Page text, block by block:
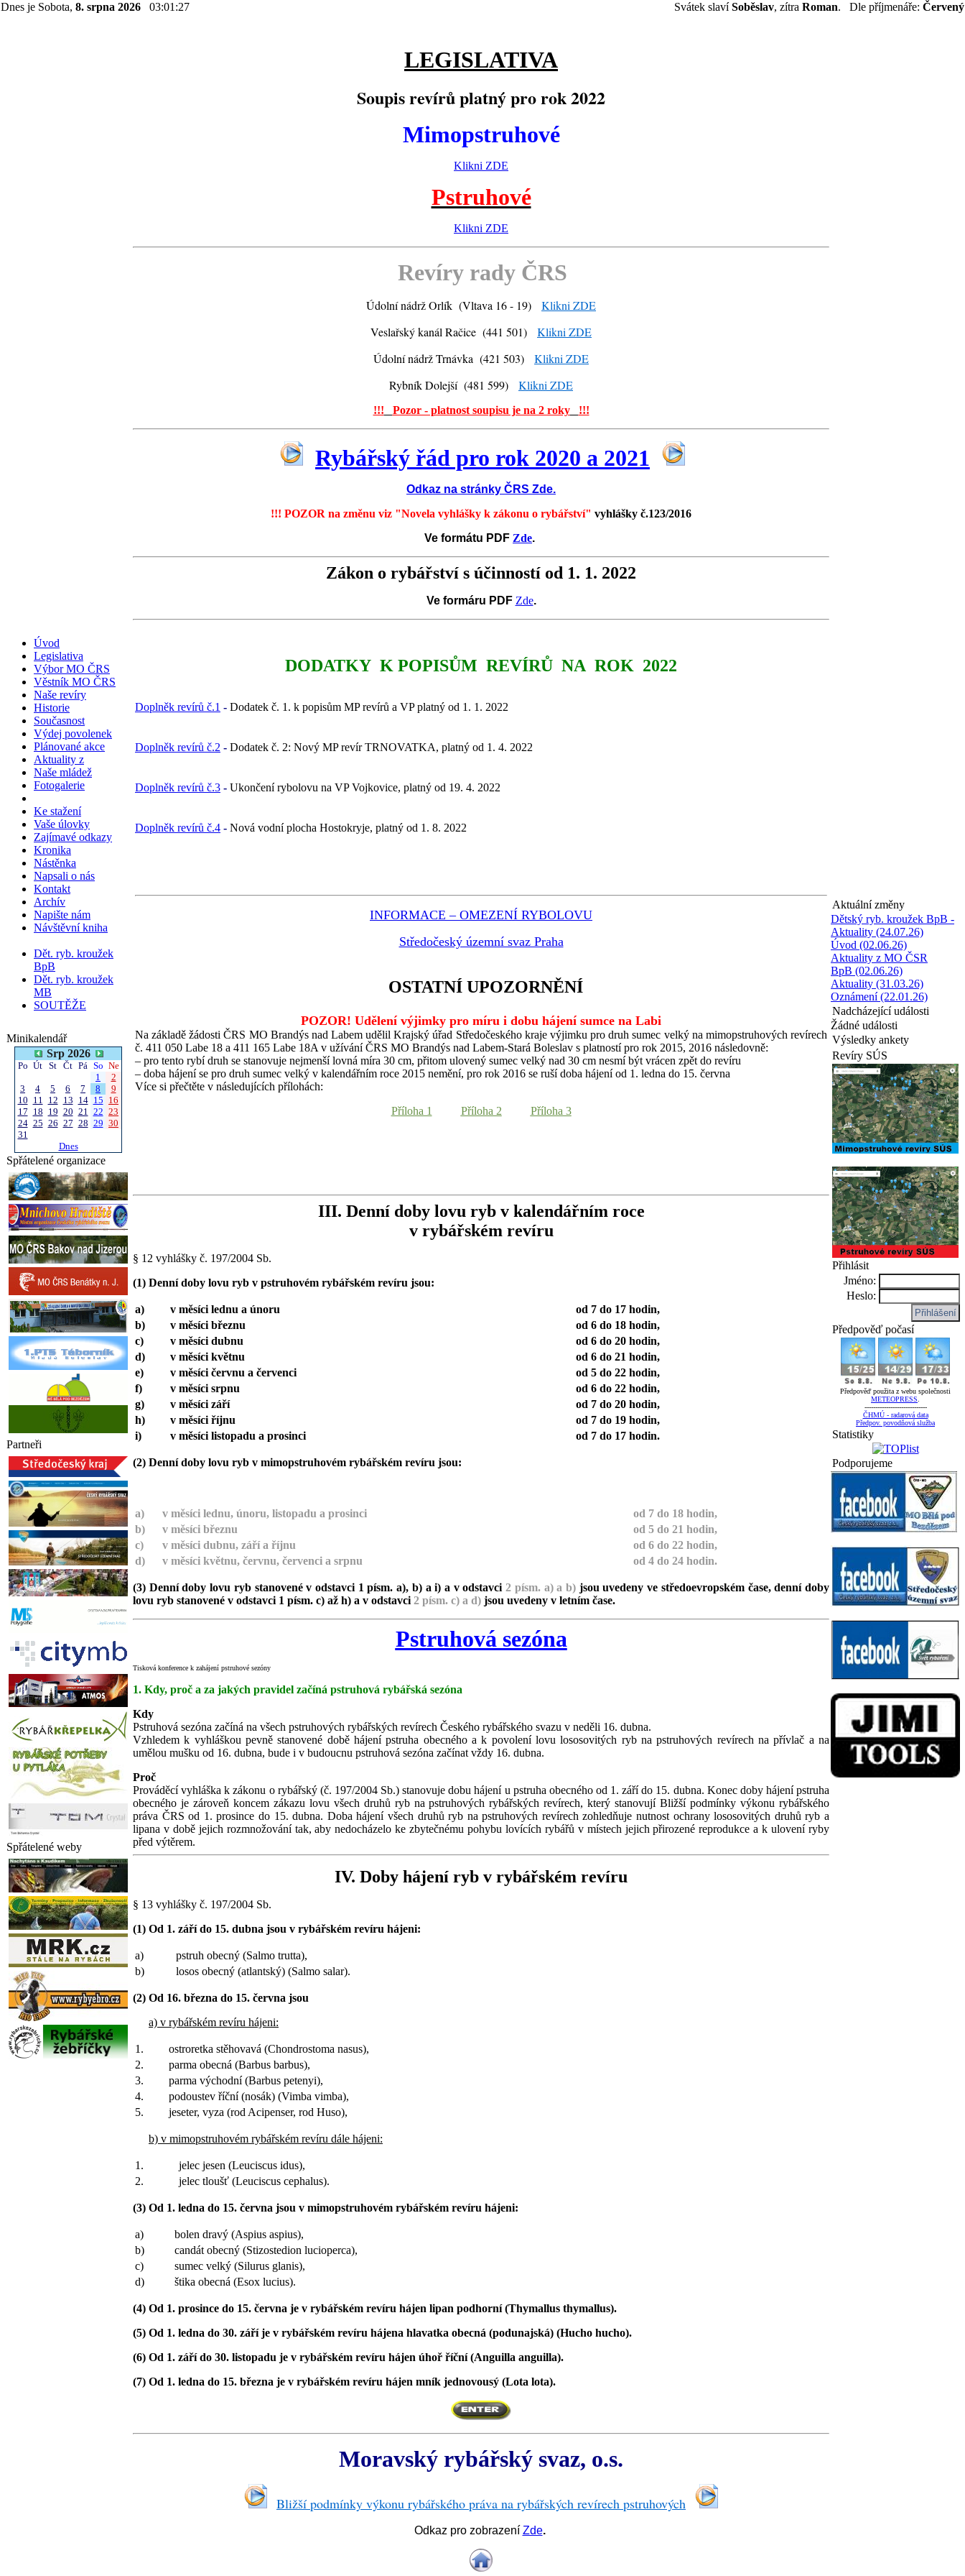
Dnes je Sobota, 8. srpna 2026 03:01:28 Svátek slavíSoběslav, zítra Roman. Dle příjmenáře: Červený
Úvod
Legislativa
Výbor MO ČRS
Věstník MO ČRS
Naše revíry
Historie
Současnost
Výdej povolenek
Plánované akce
Aktuality z
Naše mládež
Fotogalerie
Ke stažení
Vaše úlovky
Zajímavé odkazy
Kronika
Nástěnka
Napsali o nás
Kontakt
Archív
Napište nám
Návštěvní kniha
Dět. ryb. kroužek
BpB
Dět. ryb. kroužek
MB
SOUTĚŽE
Minikalendář
Srp 2026
Po Út St Čt Pá So Ne
1
2
3
4 5 6 7 8
9
10 11 12 13 14 15 16
17 18 19 20 21 22 23
24 25 26 27 28 29 30
31
Dnes
Spřátelené organizace
Partneři
Spřátelené weby
LEGISLATIVA
Soupis revírů platný pro rok 2022
Mimopstruhové
Klikni ZDE
Pstruhové
Klikni ZDE
Revíry rady ČRS
Údolní nádrž Orlík (Vltava 16 - 19) Klikni ZDE
Veslařský kanál Račice (441 501) Klikni ZDE
Údolní nádrž Trnávka (421 503) Klikni ZDE
Rybník Dolejší (481 599) Klikni ZDE
!!! Pozor - platnost soupisu je na 2 roky !!!
Rybářský řád pro rok 2020 a 2021
Odkaz na stránky ČRS Zde.
!!! POZOR na změnu viz "Novela vyhlášky k zákonu o rybářství" vyhlášky č.123/2016
Ve formátu PDF Zde.
Zákon o rybářství s účinností od 1. 1. 2022
Ve formáru PDF Zde.
DODATKY K POPISŮM REVÍRŮ NA ROK 2022
Doplněk revírů č.1 - Dodatek č. 1. k popisům MP revírů a VP platný od 1. 1. 2022
Doplněk revírů č.2 - Dodatek č. 2: Nový MP revír TRNOVATKA, platný od 1. 4. 2022
Doplněk revírů č.3 - Ukončení rybolovu na VP Vojkovice, platný od 19. 4. 2022
Doplněk revírů č.4 - Nová vodní plocha Hostokryje, platný od 1. 8. 2022
INFORMACE – OMEZENÍ RYBOLOVU
Středočeský územní svaz Praha
OSTATNÍ UPOZORNĚNÍ
POZOR! Udělení výjimky pro míru i dobu hájení sumce na Labi
Na základě žádosti ČRS MO Brandýs nad Labem udělil Krajský úřad Středočeského kraje výjimku pro druh sumec velký na mimopstruhových revírech
č. 411 050 Labe 18 a 411 165 Labe 18A v užívání ČRS MO Brandýs nad Labem-Stará Boleslav s platností pro rok 2015, 2016 následovně:
– pro tento rybí druh se stanovuje nejmenší lovná míra 30 cm, přitom ulovený sumec velký nad 30 cm nesmí být vrácen zpět do revíru
– doba hájení se pro druh sumec velký v kalendářním roce 2015 nemění, pro rok 2016 se ruší doba hájení od 1. ledna do 15. června
Více si přečtěte v následujících přílohách:
Příloha 1
Příloha 2 Příloha 3
III. Denní doby lovu ryb v kalendářním roce
v rybářském revíru
§ 12 vyhlášky č. 197/2004 Sb.
(1) Denní doby lovu ryb v pstruhovém rybářském revíru jsou:
a) v měsíci lednu a únoru
od 7 do 17 hodin,
b)
v měsíci březnu
od 6 do 18 hodin,
c)
v měsíci dubnu
od 6 do 20 hodin,
d)
v měsíci květnu
od 6 do 21 hodin,
e)
v měsíci červnu a červenci
od 5 do 22 hodin,
f)
v měsíci srpnu
od 6 do 22 hodin,
g)
v měsíci září
od 7 do 20 hodin,
h)
v měsíci říjnu
od 7 do 19 hodin,
i)
v měsíci listopadu a prosinci od 7 do 17 hodin.
(2) Denní doby lovu ryb v mimopstruhovém rybářském revíru jsou:
a) v měsíci lednu, únoru, listopadu a prosinci
od 7 do 18 hodin,
b)
v měsíci březnu
od 5 do 21 hodin,
c)
v měsíci dubnu, září a říjnu
od 6 do 22 hodin,
d)
v měsíci květnu, červnu, červenci a srpnu od 4 do 24 hodin.
(3) Denní doby lovu ryb stanovené v odstavci 1 písm. a), b) a i) a v odstavci 2 písm. a) a b) jsou uvedeny ve středoevropském čase, denní doby
lovu ryb stanovené v odstavci 1 písm. c) až h) a v odstavci 2 písm. c) a d) jsou uvedeny v letním čase.
Pstruhová sezóna
Tisková konference k zahájení pstruhové sezóny
1. Kdy, proč a za jakých pravidel začíná pstruhová rybářská sezóna
Kdy
Pstruhová sezóna začíná na všech pstruhových rybářských revírech Českého rybářského svazu v neděli 16. dubna.
Vzhledem k vyhláškou pevně stanovené době hájení pstruha obecného a k povolení lovu lososovitých ryb na pstruhových revírech na přívlač a na
umělou mušku od 16. dubna, bude i v budoucnu pstruhová sezóna začínat vždy 16. dubna.
Proč
Prováděcí vyhláška k zákonu o rybářský (č. 197/2004 Sb.) stanovuje dobu hájení u pstruha obecného od 1. září do 15. dubna. Konec doby hájení pstruha
obecného je zároveň koncem zákazu lovu všech druhů ryb na pstruhových rybářských revírech, který stanovují Bližší podmínky výkonu rybářského
práva ČRS od 1. prosince do 15. dubna. Doba hájení všech druhů ryb na pstruhových revírech zohledňuje nutnost ochrany lososovitých druhů ryb a
lipana v době jejich rozmnožování tak, aby nedocházelo ke zbytečnému pohybu lovících rybářů v místech jejich přirozené reprodukce a k ulovení ryby
před výtěrem.
IV. Doby hájení ryb v rybářském revíru
§ 13 vyhlášky č. 197/2004 Sb.
(1) Od 1. září do 15. dubna jsou v rybářském revíru hájeni:
a)
pstruh obecný (Salmo trutta),
b)
losos obecný (atlantský) (Salmo salar).
(2) Od 16. března do 15. června jsou
a) v rybářském revíru hájeni:
1.
ostroretka stěhovavá (Chondrostoma nasus),
2.
parma obecná (Barbus barbus),
3.
parma východní (Barbus petenyi),
4.
podoustev říční (nosák) (Vimba vimba),
5.
jeseter, vyza (rod Acipenser, rod Huso),
b) v mimopstruhovém rybářském revíru dále hájeni:
1.
jelec jesen (Leuciscus idus),
2.
jelec tloušť (Leuciscus cephalus).
(3) Od 1. ledna do 15. června jsou v mimopstruhovém rybářském revíru hájeni:
a)
bolen dravý (Aspius aspius),
b)
candát obecný (Stizostedion lucioperca),
c)
sumec velký (Silurus glanis),
d)
štika obecná (Esox lucius).
(4) Od 1. prosince do 15. června je v rybářském revíru hájen lipan podhorní (Thymallus thymallus).
(5) Od 1. ledna do 30. září je v rybářském revíru hájena hlavatka obecná (podunajská) (Hucho hucho).
(6) Od 1. září do 30. listopadu je v rybářském revíru hájen úhoř říční (Anguilla anguilla).
(7) Od 1. ledna do 15. března je v rybářském revíru hájen mník jednovousý (Lota lota).
Moravský rybářský svaz, o.s.
Bližší podmínky výkonu rybářského práva na rybářských revírech pstruhových
Odkaz pro zobrazení Zde.
Aktuální změny
Dětský ryb. kroužek BpB -
Aktuality (24.07.26)
Úvod (02.06.26)
Aktuality z MO ČSR
BpB (02.06.26)
Aktuality (31.03.26)
Oznámení (22.01.26)
Nadcházející události
Žádné události
Výsledky ankety
Revíry SÚS
Přihlásit
Jméno:
Heslo:
Předpověď počasí
Předpověď použita z webu společnosti
METEOPRESS
-----------------------------
ČHMÚ - radarová data
Předpov. povodňová služba
Statistiky
Podporujeme